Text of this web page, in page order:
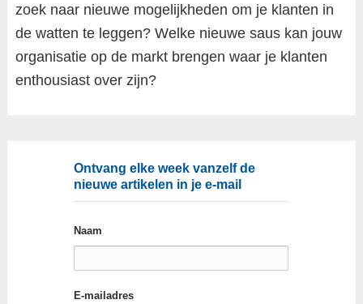
zoek naar nieuwe mogelijkheden om je klanten in
de watten te leggen? Welke nieuwe saus kan jouw
organisatie op de markt brengen waar je klanten
enthousiast over zijn?
Ontvang elke week vanzelf de
nieuwe artikelen in je e-mail
Naam
E-mailadres